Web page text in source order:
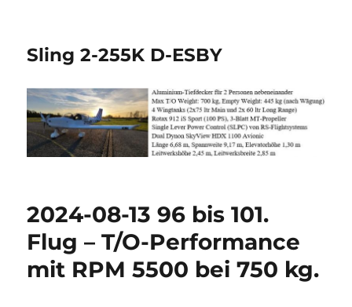
Sling 2-255K D-ESBY
2024-08-13 96 bis 101.
Flug – T/O-Performance
mit RPM 5500 bei 750 kg.